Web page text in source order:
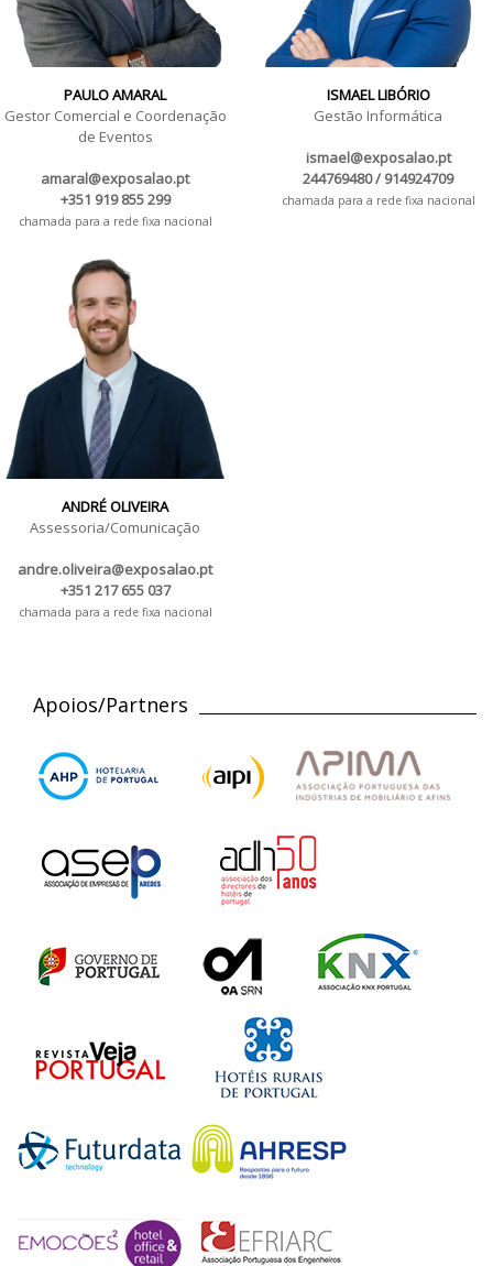
PAULO AMARAL
Gestor Comercial e Coordenação
de Eventos
amaral@exposalao.pt
+351 919 855 299
chamada para a rede fixa nacional
ISMAEL LIBÓRIO
Gestão Informática
ismael@exposalao.pt
244769480 / 914924709
chamada para a rede fixa nacional
ANDRÉ OLIVEIRA
Assessoria/Comunicação
andre.oliveira@exposalao.pt
+351 217 655 037
chamada para a rede fixa nacional
Apoios/Partners